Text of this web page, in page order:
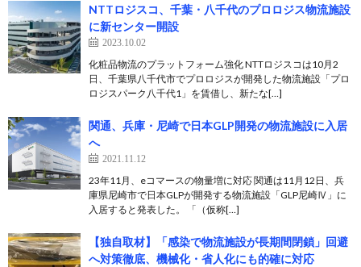
NTTロジスコ、千葉・八千代のプロロジス物流施設
に新センター開設
2023.10.02
化粧品物流のプラットフォーム強化 NTTロジスコは10月2
日、千葉県八千代市でプロロジスが開発した物流施設「プロ
ロジスパーク八千代1」を賃借し、新たな[…]
関通、兵庫・尼崎で日本GLP開発の物流施設に入居
へ
2021.11.12
23年11月、eコマースの物量増に対応 関通は11月12日、兵
庫県尼崎市で日本GLPが開発する物流施設「GLP尼崎Ⅳ」に
入居すると発表した。 「（仮称[…]
【独自取材】「感染で物流施設が長期間閉鎖」回避
へ対策徹底、機械化・省人化にも的確に対応